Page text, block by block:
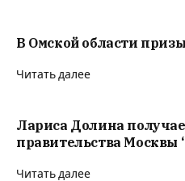
В Омской области
Читать далее
Лариса Долина
правительства Москвы
Читать далее